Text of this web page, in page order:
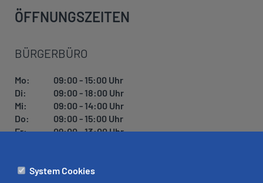
ÖFFNUNGSZEITEN
BÜRGERBÜRO
Mo:
09:00 - 15:00 Uhr
Di:
09:00 - 18:00 Uhr
Mi:
09:00 - 14:00 Uhr
Do:
09:00 - 15:00 Uhr
Fr:
09:00 - 13:00 Uhr
ÄMTER
System Cookies